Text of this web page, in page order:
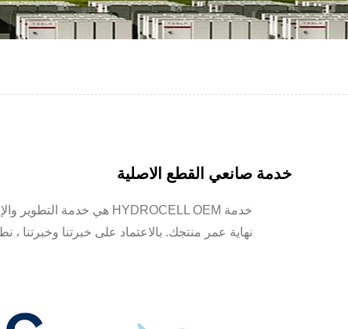
خدمة صانعي القطع الاصلية
نهاية عمر منتجك. بالاعتماد على خبرتنا وخبرتنا